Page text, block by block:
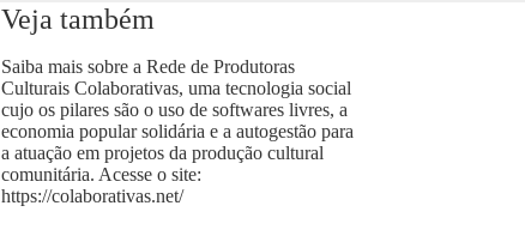
Veja também
Saiba mais sobre a Rede de Produtoras
Culturais Colaborativas, uma tecnologia social
cujo os pilares são o uso de softwares livres, a
economia popular solidária e a autogestão para
a atuação em projetos da produção cultural
comunitária. Acesse o site:
https://colaborativas.net/